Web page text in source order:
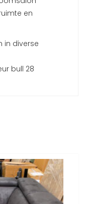
en
in diverse
bull 28